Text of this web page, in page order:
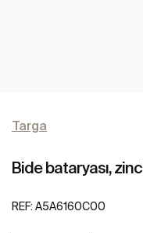
Targa
Bide bataryası,
REF: A5A6160C00